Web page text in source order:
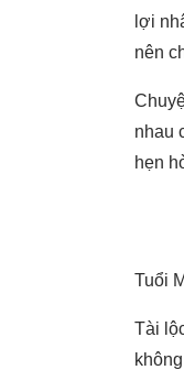
lợi
nên
nhau
hẹn
Tuổi
Tài